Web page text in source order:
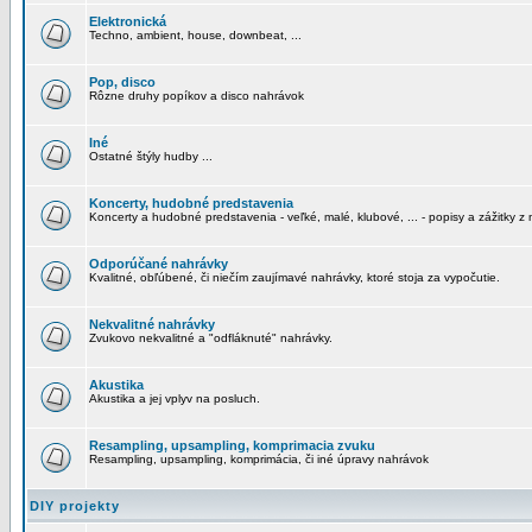
Elektronická
Techno, ambient, house, downbeat, ...
Pop, disco
Rôzne druhy popíkov a disco nahrávok
Iné
Ostatné štýly hudby ...
Koncerty, hudobné predstavenia
Koncerty a hudobné predstavenia - veľké, malé, klubové, ... - popisy a zážitky z
Odporúčané nahrávky
Kvalitné, obľúbené, či niečím zaujímavé nahrávky, ktoré stoja za vypočutie.
Nekvalitné nahrávky
Zvukovo nekvalitné a "odfláknuté" nahrávky.
Akustika
Akustika a jej vplyv na posluch.
Resampling, upsampling, komprimacia zvuku
Resampling, upsampling, komprimácia, či iné úpravy nahrávok
DIY projekty